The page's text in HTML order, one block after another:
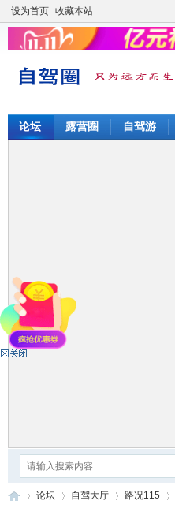
设为首页 收藏本站
论坛 露营圈 自驾游
论坛 自驾大厅 路况115